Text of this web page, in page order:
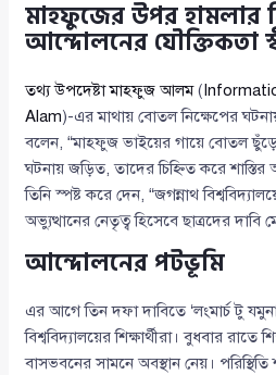
মাহফুজের উপর হামলার
আন্দোলনের যৌক্তিকতা
তথ্য উপদেষ্টা মাহফুজ আলম(
Alam)-এর মাথায় বোতল নিক্ষেপের ঘটনায়
বলেন, “মাহফুজ ভাইয়ের গায়ে বোতল ছুঁড়ে
ঘটনায় জড়িত, তাদের চিহ্নিত করে
তিনি স্পষ্ট করে দেন, “জগন্নাথ
অভ্যুত্থানের নেতৃত্ব হিসেবে ছাত্রদের দাবি
আন্দোলনের পটভূমি
এর আগে তিন দফা দাবিতে ‘লংমার্চ টু
বিশ্ববিদ্যালয়ের শিক্ষার্থীরা। বুধবার রাতে
বাসভবনের সামনে অবস্থান নেয়। পরিস্থিতি